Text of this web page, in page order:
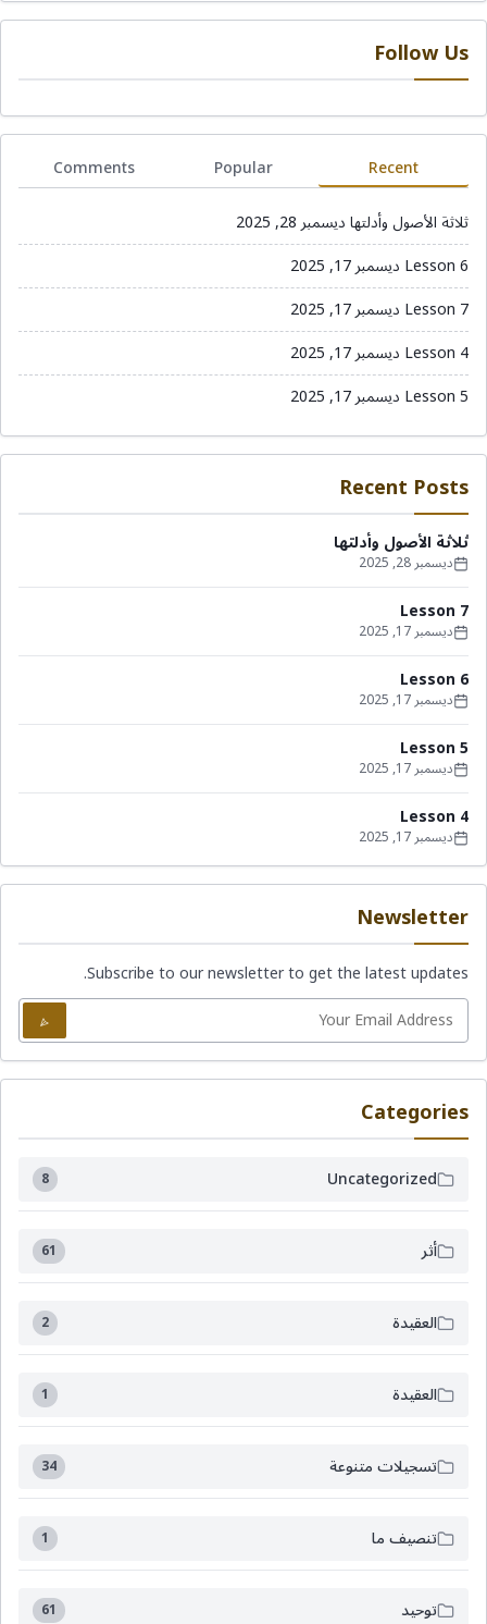
Follow Us
Recent
Popular
Comments
ثلاثة الأصول وأدلتهاديسمبر 28, 2025
Lesson 6 ديسمبر 17, 2025
Lesson 7 ديسمبر 17, 2025
Lesson 4 ديسمبر 17, 2025
Lesson 5 ديسمبر 17, 2025
Recent Posts
ثلاثة الأصول وأدلتها
ديسمبر 28, 2025
Lesson 7
ديسمبر 17, 2025
Lesson 6
ديسمبر 17, 2025
Lesson 5
ديسمبر 17, 2025
Lesson 4
ديسمبر 17, 2025
Newsletter
Subscribe to our newsletter to get the latest updates.
Categories
Uncategorized
8
أثر 61
العقيدة 2
العقيدة 1
تسجيلات متنوعة 34
تنصيف ما 1
توحيد 61